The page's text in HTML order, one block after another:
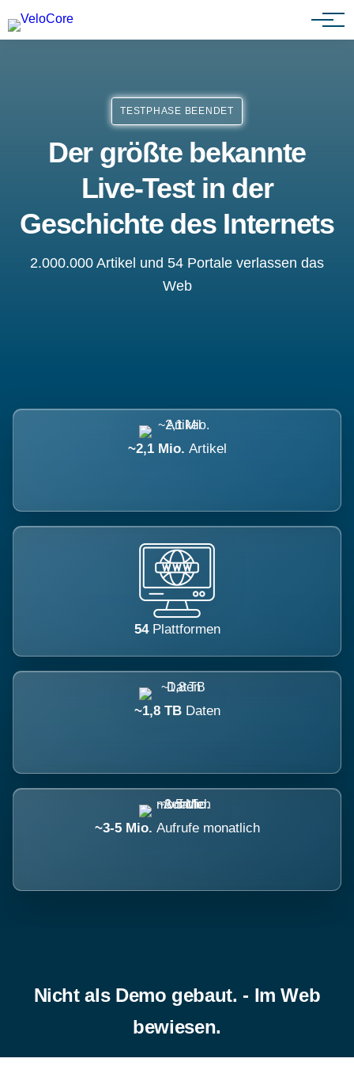
Partnerprogramm
TESTPHASE BEENDET
Der größte bekannte
Live-Test in der
Geschichte des Internets
2.000.000 Artikel und 54 Portale verlassen das
Web
~2,1 Mio. Artikel
54 Plattformen
~1,8 TB Daten
~3-5 Mio. Aufrufe monatlich
Nicht als Demo gebaut. - Im Web
bewiesen.